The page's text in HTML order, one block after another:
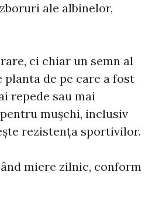
ale albinelor,
ci chiar un semn al
de pe care a fost
repede sau mai
mușchi, inclusiv
rezistența sportivilor.
miere zilnic, conform